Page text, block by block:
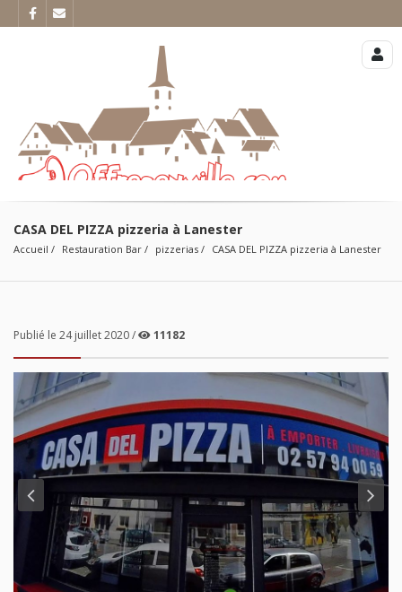
CASA DEL PIZZA pizzeria à Lanester
Accueil Restauration Bar pizzerias CASA DEL PIZZA pizzeria à Lanester
Publié le 24 juillet 2020 / 11182